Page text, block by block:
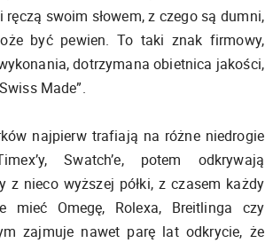
swoim słowem, z czego są dumni,
być pewien. To taki znak firmowy,
dotrzymana obietnica jakości,
Made”.
najpierw trafiają na różne niedrogie
Swatch’e, potem odkrywają
z nieco wyższej półki, z czasem każdy
mieć Omegę, Rolexa, Breitlinga czy
zajmuje nawet parę lat odkrycie, że